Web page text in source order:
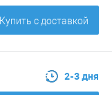
Купить c доставкой
2-3 дня